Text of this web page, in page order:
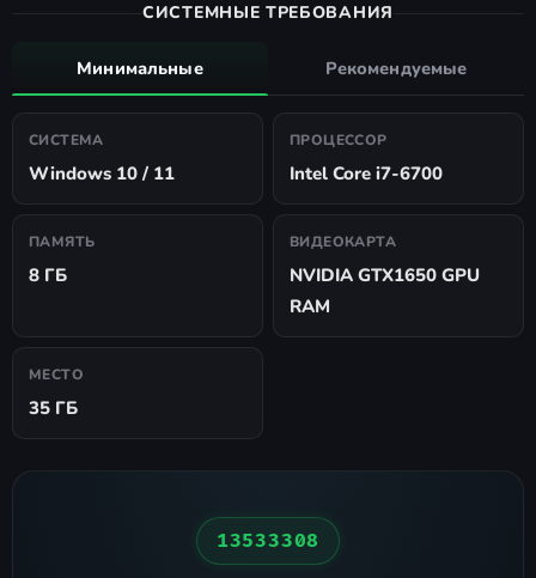
СИСТЕМНЫЕ ТРЕБОВАНИЯ
Минимальные Рекомендуемые
СИСТЕМА
Windows 10 / 11
ПРОЦЕССОР
Intel Core i7-6700
ПАМЯТЬ
8 ГБ
ВИДЕОКАРТА
NVIDIA GTX1650 GPU
RAM
МЕСТО
35 ГБ
13533308